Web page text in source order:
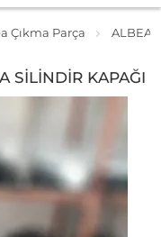
Çıkma Parça ALBEA
SİLİNDİR KAPAĞI